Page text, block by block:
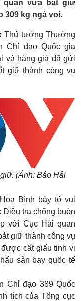
quan vừa bắt giữ
309 kg ngà voi.
Thủ tướng Thường
Chỉ đạo Quốc gia
và hàng giả đã gửi
giữ thành công vụ
(Ảnh: Báo Hải
Bình bày tỏ vui
Điều tra chống buôn
với Cục Hải quan
giữ thành công vụ
cất giấu tinh vi
sân bay quốc tế
Chỉ đạo 389 Quốc
tích của Tổng cục